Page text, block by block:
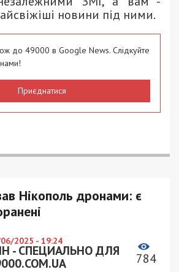
новини під ними.
до 49000 в Google News. Слідкуйте
Приєднатися
Нікополь дронами: є
2025 - 19:24
- СПЕЦИАЛЬНО ДЛЯ
784